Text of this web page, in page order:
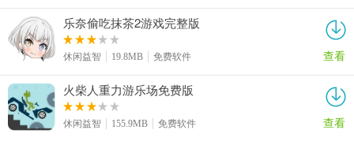
乐奈偷吃抹茶2游戏完整版
休闲益智 19.8MB 免费软件 查看
火柴人重力游乐场免费版
休闲益智 155.9MB 免费软件 查看